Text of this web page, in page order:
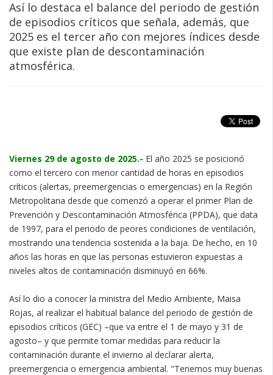
Así lo destaca el balance del periodo de gestión
de episodios críticos que señala, además, que
2025 es el tercer año con mejores índices desde
que existe plan de descontaminación
atmosférica.
Viernes 29 de agosto de 2025.- El año 2025 se posicionó
como el tercero con menor cantidad de horas en episodios
críticos (alertas, preemergencias o emergencias) en la Región
Metropolitana desde que comenzó a operar el primer Plan de
Prevención y Descontaminación Atmosférica (PPDA), que data
de 1997, para el periodo de peores condiciones de ventilación,
mostrando una tendencia sostenida a la baja. De hecho, en 10
años las horas en que las personas estuvieron expuestas a
niveles altos de contaminación disminuyó en 66%.
Así lo dio a conocer la ministra del Medio Ambiente, Maisa
Rojas, al realizar el habitual balance del periodo de gestión de
episodios críticos (GEC) –que va entre el 1 de mayo y 31 de
agosto– y que permite tomar medidas para reducir la
contaminación durante el invierno al declarar alerta,
preemergencia o emergencia ambiental. "Tenemos muy buenas